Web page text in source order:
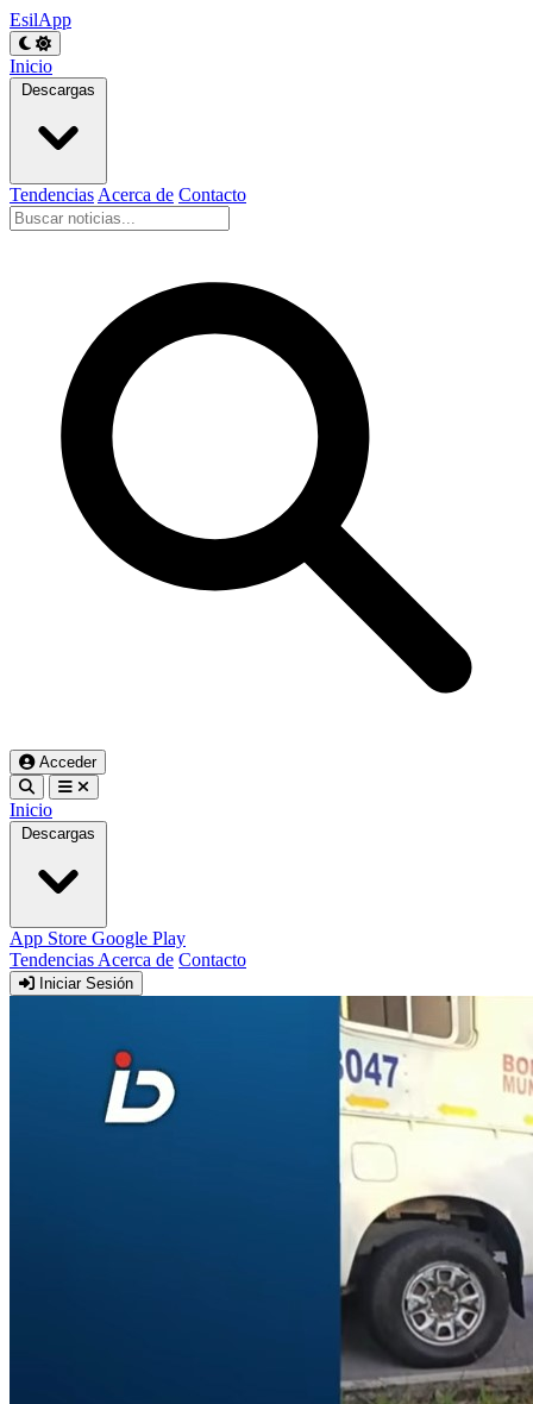
EsilApp
Inicio
Descargas
Tendencias Acerca de Contacto
Acceder
Inicio
Descargas
App Store Google Play
Tendencias Acerca de Contacto
Iniciar Sesión